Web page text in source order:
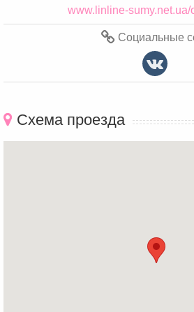
www.linline-sumy.net.ua/
Социальные
Схема проезда